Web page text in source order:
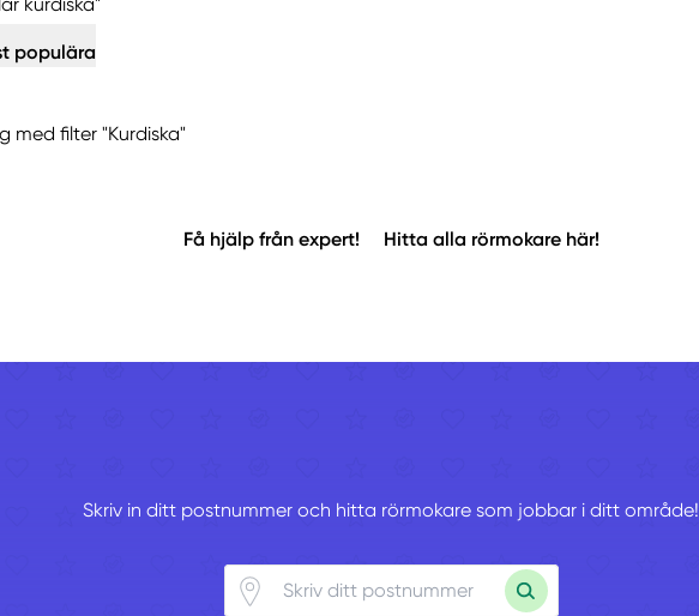
kurdiska"
populära
med filter "Kurdiska"
Få hjälp från expert! Hitta alla rörmokare här!
Skriv in ditt postnummer och hitta rörmokare som jobbar i ditt område!